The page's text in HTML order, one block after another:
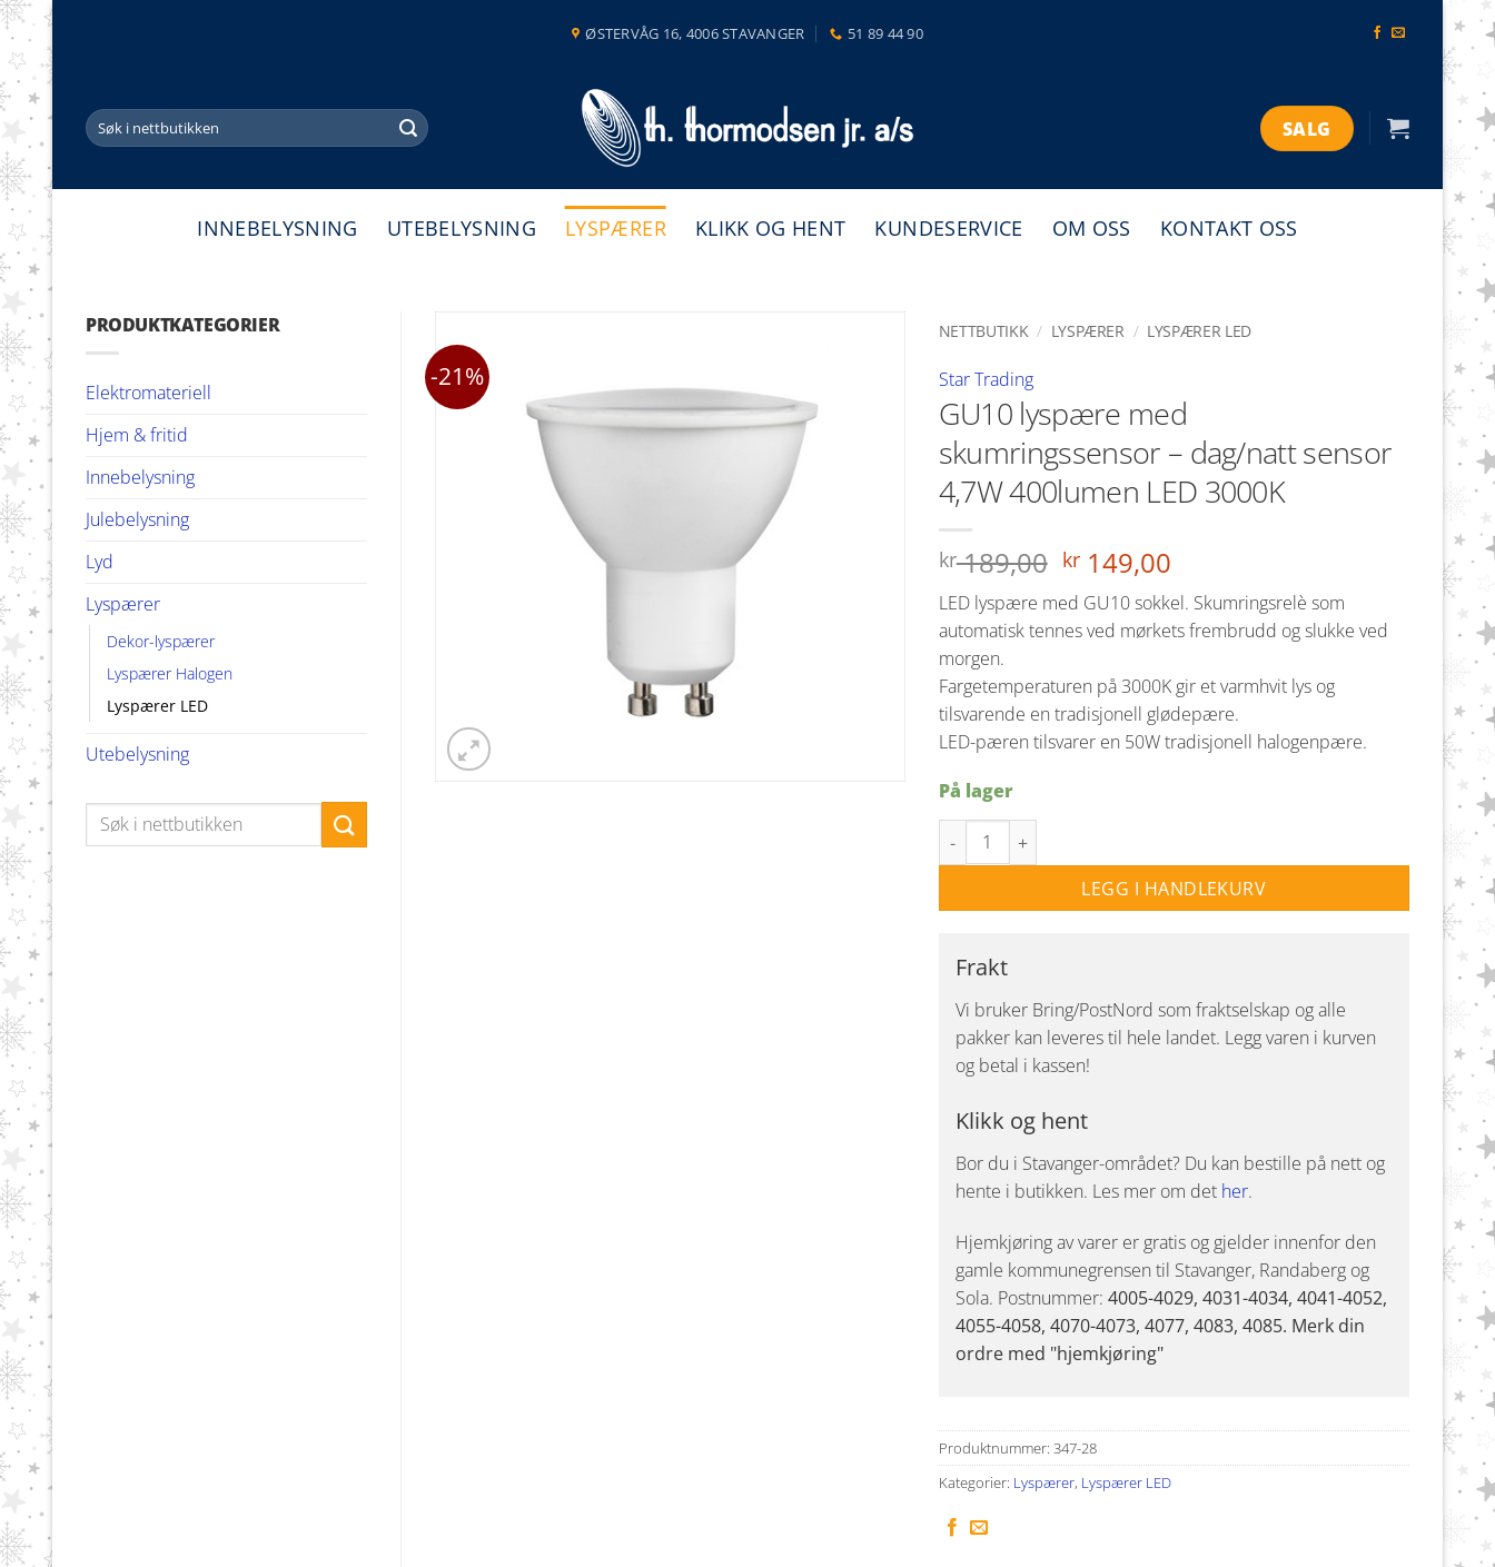
Skip
content
ØSTERVÅG 16, 4006 STAVANGER 51 89 44 90
Søk
etter:
SALG
INNEBELYSNING UTEBELYSNING LYSPÆRER KLIKK OG HENT KUNDESERVICE OM OSS KONTAKT OSS
PRODUKTKATEGORIER
Elektromateriell
Hjem & fritid
Innebelysning
Julebelysning
Lyd
Lyspærer
Dekor-lyspærer
Lyspærer Halogen
Lyspærer LED
Utebelysning
Søk
-21%
NETTBUTIKK / LYSPÆRER / LYSPÆRER LED
Star Trading
GU10 lyspære med
skumringssensor – dag/natt sensor
4,7W 400lumen LED 3000K
kr189,00 Opprinnelig
pris
var:
kr 189,00.
kr149,00Nåværende
pris
er:
kr 149,00.
LED lyspære med GU10 sokkel. Skumringsrelè som
automatisk tennes ved mørkets frembrudd og slukke ved
morgen.
Fargetemperaturen på 3000K gir et varmhvit lys og
tilsvarende en tradisjonell glødepære.
LED-pæren tilsvarer en 50W tradisjonell halogenpære.
På lager
GU10 lyspære med skumringssensor - dag/natt sensor 4,7W 400lumen
LEGG I HANDLEKURV
Frakt
Vi bruker Bring/PostNord som fraktselskap og alle
pakker kan leveres til hele landet. Legg varen i kurven
og betal i kassen!
Klikk og hent
Bor du i Stavanger-området? Du kan bestille på nett og
hente i butikken. Les mer om det her.
Hjemkjøring av varer er gratis og gjelder innenfor den
gamle kommunegrensen til Stavanger, Randaberg og
Sola. Postnummer: 4005-4029, 4031-4034, 4041-4052,
4055-4058, 4070-4073, 4077, 4083, 4085. Merk din
ordre med "hjemkjøring"
Produktnummer: 347-28
Kategorier: Lyspærer, Lyspærer LED